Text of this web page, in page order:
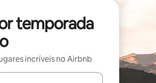
temporada
incríveis no Airbnb